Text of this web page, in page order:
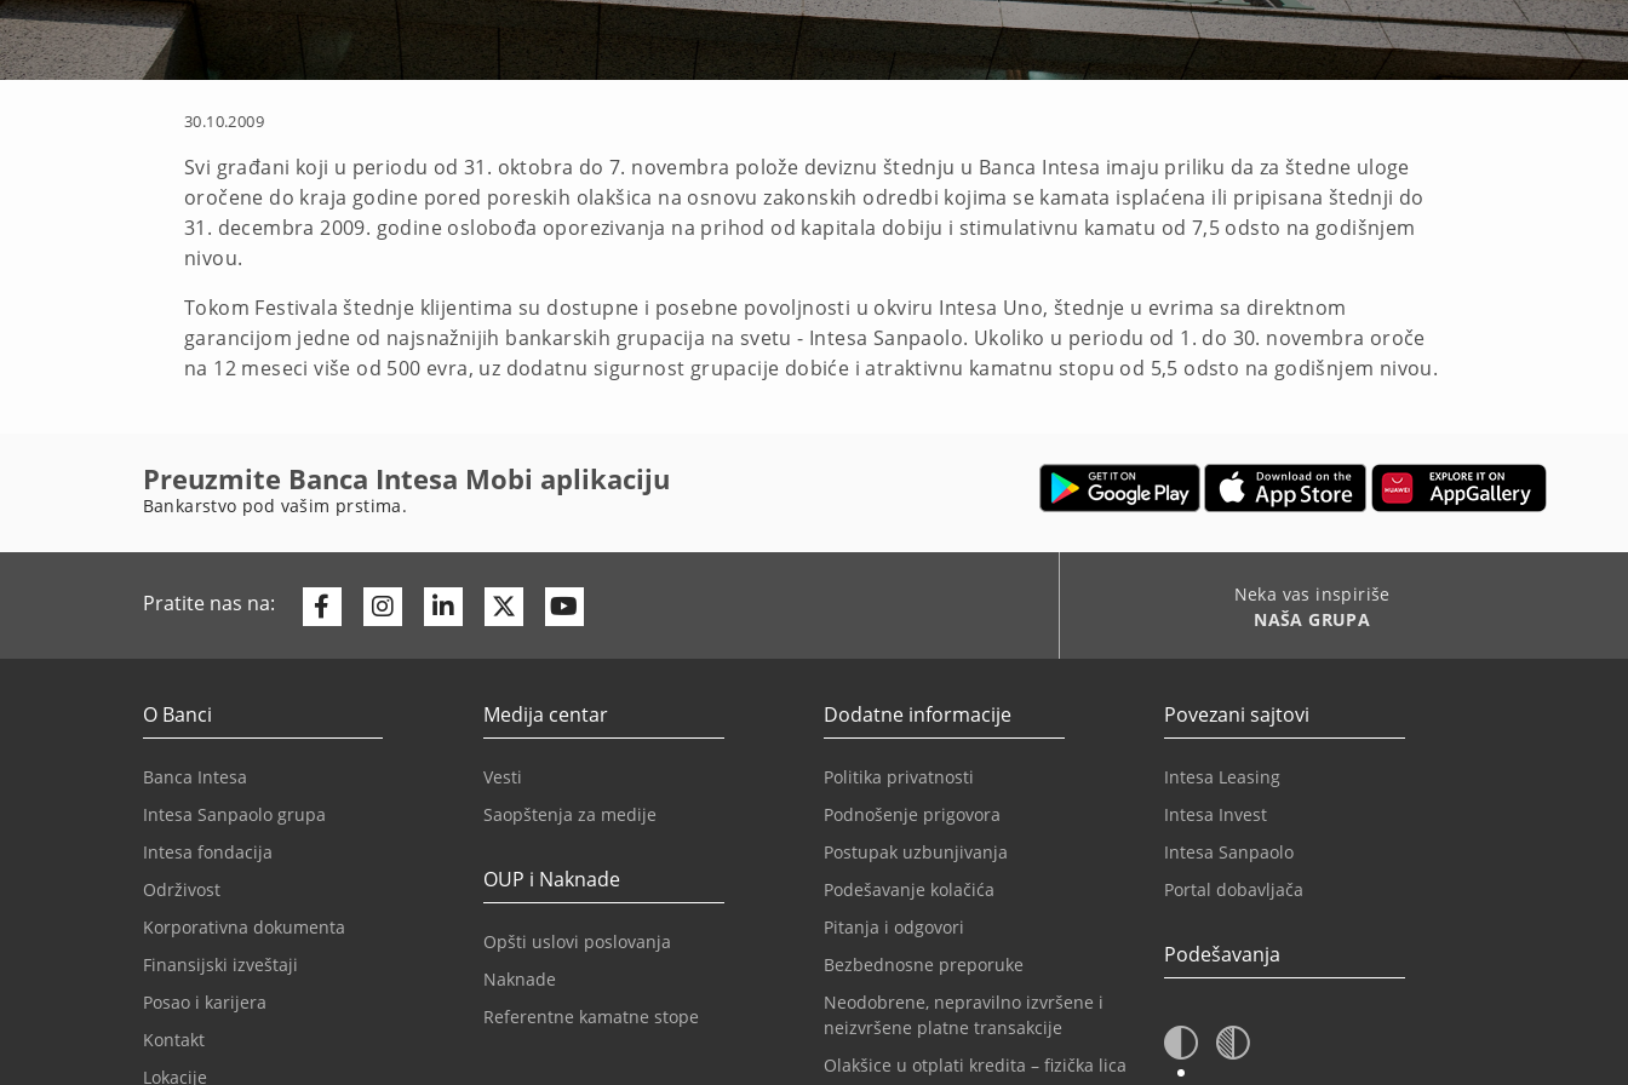
30.10.2009
Svi građani koji u periodu od 31. oktobra do 7. novembra polože deviznu štednju u Banca Intesa imaju priliku da za štedne uloge
oročene do kraja godine pored poreskih olakšica na osnovu zakonskih odredbi kojima se kamata isplaćena ili pripisana štednji do
31. decembra 2009. godine oslobođa oporezivanja na prihod od kapitala dobiju i stimulativnu kamatu od 7,5 odsto na godišnjem
nivou.
Tokom Festivala štednje klijentima su dostupne i posebne povoljnosti u okviru Intesa Uno, štednje u evrima sa direktnom
garancijom jedne od najsnažnijih bankarskih grupacija na svetu - Intesa Sanpaolo. Ukoliko u periodu od 1. do 30. novembra oroče
na 12 meseci više od 500 evra, uz dodatnu sigurnost grupacije dobiće i atraktivnu kamatnu stopu od 5,5 odsto na godišnjem nivou.
Preuzmite Banca Intesa Mobi aplikaciju
Bankarstvo pod vašim prstima.
Pratite nas na: FacebookInstagram
LinkedinTwitter
Neka vas inspiriše
NAŠA GRUPA
O Banci
Banca Intesa
Intesa Sanpaolo grupa
Intesa fondacija
Održivost
Korporativna dokumenta
Finansijski izveštaji
Posao i karijera
Kontakt
Lokacije
Medija centar
Vesti
Saopštenja za medije
OUP i Naknade
Opšti uslovi poslovanja
Naknade
Referentne kamatne stope
Dodatne informacije
Politika privatnosti
Podnošenje prigovora
Postupak uzbunjivanja
Podešavanje kolačića
Pitanja i odgovori
Bezbednosne preporuke
Neodobrene, nepravilno izvršene i
neizvršene platne transakcije
Olakšice u otplati kredita – fizička lica
Povezani sajtovi
Intesa Leasing
Intesa Invest
Intesa Sanpaolo
Portal dobavljača
Podešavanja